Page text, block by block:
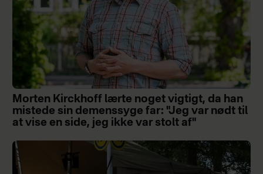
Morten Kirckhoff lærte noget vigtigt, da han
mistede sin demenssyge far: "Jeg var nødt til
at vise en side, jeg ikke var stolt af"